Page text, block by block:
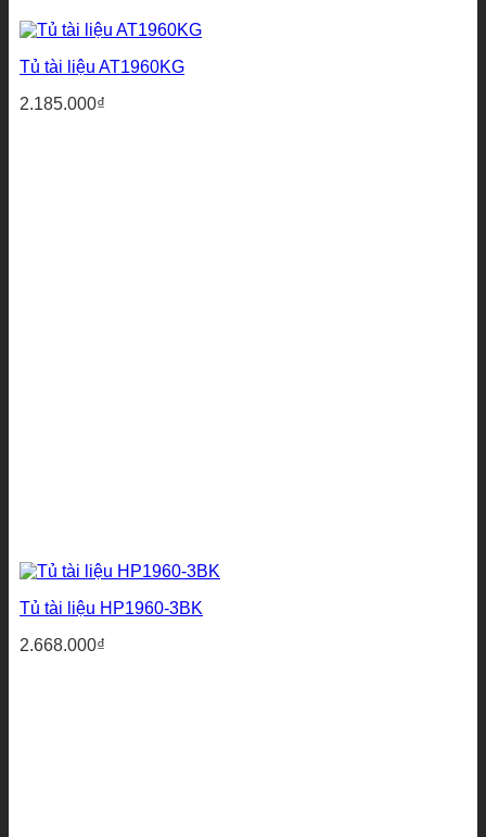
Tủ tài liệu AT1960KG
2.185.000₫
Tủ tài liệu HP1960-3BK
2.668.000₫